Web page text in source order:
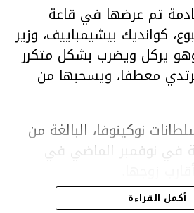
تم عرضها في قاعة
كوانديك بيشيمباييف، وزير
وهو يركل ويضرب بشكل متكرر
معطفا، ويسحبها من
نوكينوفا، البالغة من
ميتة في نوفمبر الماضي في
الشرعي، توفيت نوكينوفا
أكمل القراءة